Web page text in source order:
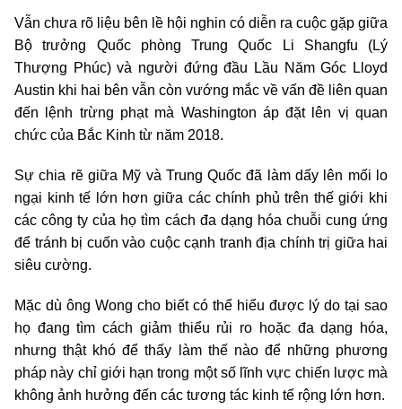
Vẫn chưa rõ liệu bên lề hội nghin có diễn ra cuộc gặp giữa
Bộ trưởng Quốc phòng Trung Quốc Li Shangfu (Lý
Thượng Phúc) và người đứng đầu Lầu Năm Góc Lloyd
Austin khi hai bên vẫn còn vướng mắc về vấn đề liên quan
đến lệnh trừng phạt mà Washington áp đặt lên vị quan
chức của Bắc Kinh từ năm 2018.
Sự chia rẽ giữa Mỹ và Trung Quốc đã làm dấy lên mối lo
ngại kinh tế lớn hơn giữa các chính phủ trên thế giới khi
các công ty của họ tìm cách đa dạng hóa chuỗi cung ứng
để tránh bị cuốn vào cuộc cạnh tranh địa chính trị giữa hai
siêu cường.
Mặc dù ông Wong cho biết có thể hiểu được lý do tại sao
họ đang tìm cách giảm thiểu rủi ro hoặc đa dạng hóa,
nhưng thật khó để thấy làm thế nào để những phương
pháp này chỉ giới hạn trong một số lĩnh vực chiến lược mà
không ảnh hưởng đến các tương tác kinh tế rộng lớn hơn.